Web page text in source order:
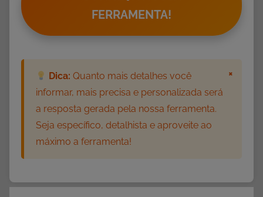
FERRAMENTA!
Dica: Quanto mais detalhes você
informar, mais precisa e personalizada será
a resposta gerada pela nossa ferramenta.
Seja específico, detalhista e aproveite ao
máximo a ferramenta!
×